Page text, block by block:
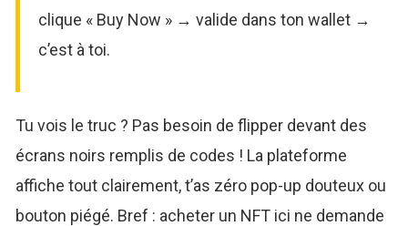
clique « Buy Now » → valide dans ton wallet →
c’est à toi.
Tu vois le truc ? Pas besoin de flipper devant des
écrans noirs remplis de codes ! La plateforme
affiche tout clairement, t’as zéro pop-up douteux ou
bouton piégé. Bref : acheter un NFT ici ne demande